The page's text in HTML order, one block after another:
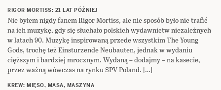
RIGOR MORTISS: 21 LAT PÓŹNIEJ
Nie byłem nigdy fanem Rigor Mortiss, ale nie sposób było nie trafić
na ich muzykę, gdy się słuchało polskich wydawnictw niezależnych
w latach 90. Muzykę inspirowaną przede wszystkim The Young
Gods, trochę też Einsturzende Neubauten, jednak w wydaniu
cięższym i bardziej mrocznym. Wydaną – dodajmy – na kasecie,
przez ważną wówczas na rynku SPV Poland. […]
KREW: MIĘSO, MASA, MASZYNA